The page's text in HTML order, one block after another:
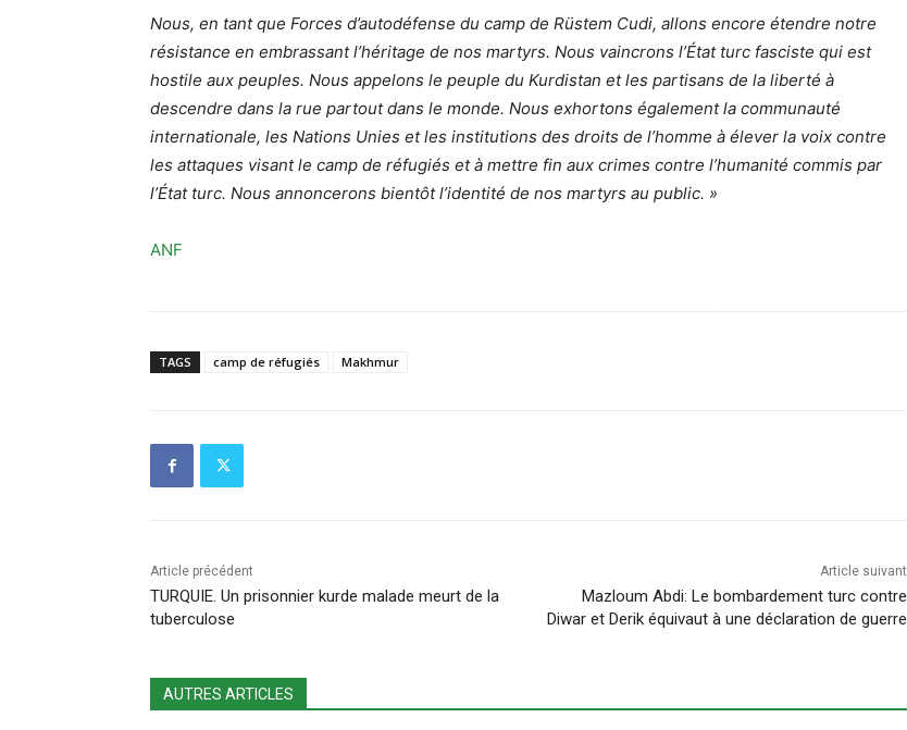
Nous, en tant que Forces d’autodéfense du camp de Rüstem Cudi, allons encore étendre notre
résistance en embrassant l’héritage de nos martyrs. Nous vaincrons l’État turc fasciste qui est
hostile aux peuples. Nous appelons le peuple du Kurdistan et les partisans de la liberté à
descendre dans la rue partout dans le monde. Nous exhortons également la communauté
internationale, les Nations Unies et les institutions des droits de l’homme à élever la voix contre
les attaques visant le camp de réfugiés et à mettre fin aux crimes contre l’humanité commis par
l’État turc. Nous annoncerons bientôt l’identité de nos martyrs au public. »
ANF
TAGS camp de réfugiés Makhmur
Article précédent
TURQUIE. Un prisonnier kurde malade meurt de la
tuberculose
Article suivant
Mazloum Abdi: Le bombardement turc contre
Diwar et Derik équivaut à une déclaration de guerre
AUTRES ARTICLES